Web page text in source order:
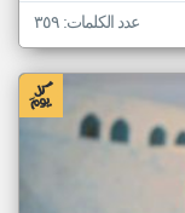
عدد الكلمات: ٣٥٩